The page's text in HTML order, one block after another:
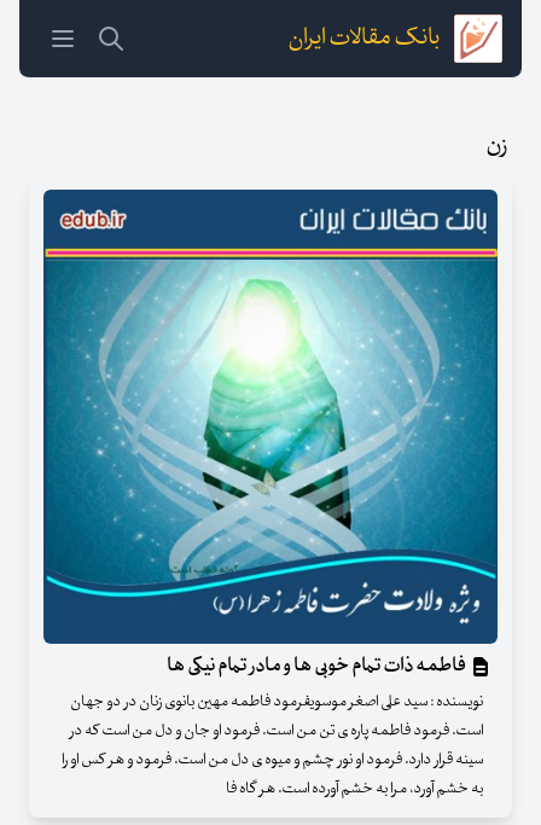
بانک مقالات ایران
زن
فاطمه ذات تمام خوبی ها و مادر تمام نیکی ها
نویسنده : سید علی اصغر موسویفرمود فاطمه مهین بانوی زنان در دو جهان
است. فرمود فاطمه پاره ی تن من است. فرمود او جان و دل من است که در
سینه قرار دارد. فرمود او نور چشم و میوه ی دل من است. فرمود و هر کس او را
به خشم آورد، مرا به خشم آورده است. هر گاه فا